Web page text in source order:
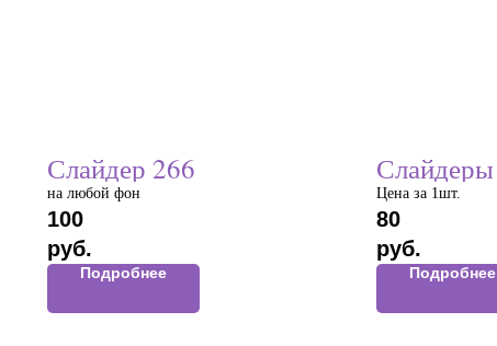
Слайдер 266
на любой фон
100
руб.
Подробнее
Слайдеры
Цена за 1шт.
80
руб.
Подробнее